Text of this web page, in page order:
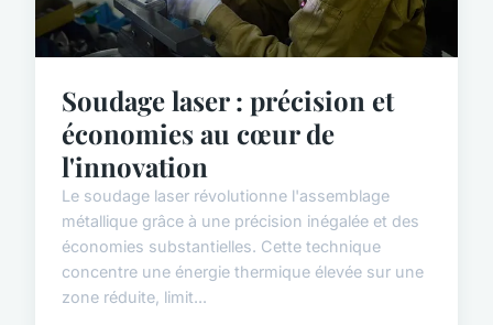
Soudage laser : précision et
économies au cœur de
l'innovation
Le soudage laser révolutionne l'assemblage
métallique grâce à une précision inégalée et des
économies substantielles. Cette technique
concentre une énergie thermique élevée sur une
zone réduite, limit...